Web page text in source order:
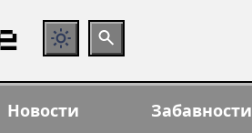
Новости Забавности